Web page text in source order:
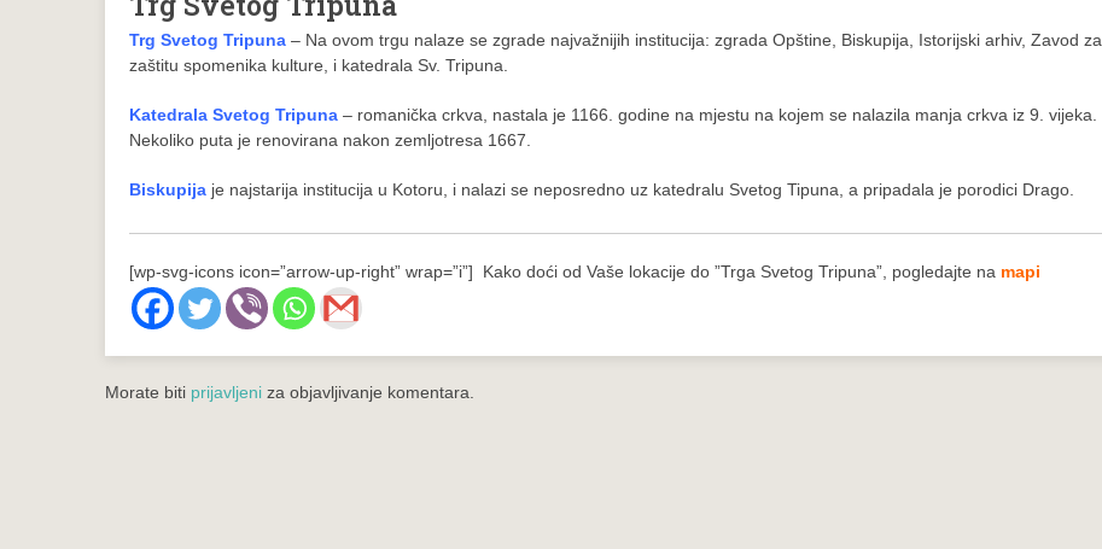
Trg Svetog Tripuna – Na ovom trgu nalaze se zgrade najvažnijih institucija: zgrada Opštine, Biskupija, Istorijski arhiv, Zavod za
zaštitu spomenika kulture, i katedrala Sv. Tripuna.
Katedrala Svetog Tripuna – romanička crkva, nastala je 1166. godine na mjestu na kojem se nalazila manja crkva iz 9. vijeka.
Nekoliko puta je renovirana nakon zemljotresa 1667.
Biskupija je najstarija institucija u Kotoru, i nalazi se neposredno uz katedralu Svetog Tipuna, a pripadala je porodici Drago.
[wp-svg-icons icon=”arrow-up-right” wrap=”i”] Kako doći od Vaše lokacije do ”Trga Svetog Tripuna”, pogledajte na mapi
Morate biti prijavljeni za objavljivanje komentara.